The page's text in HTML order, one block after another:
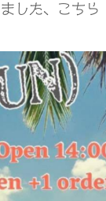
した、こちら